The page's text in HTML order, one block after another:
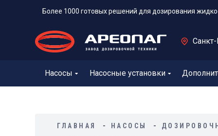
Более 1000 готовых решений для дозирования
Насосы Насосные установки
ГЛАВНАЯ НАСОСЫ